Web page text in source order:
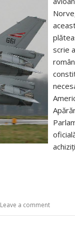
scrie
Leave a comment